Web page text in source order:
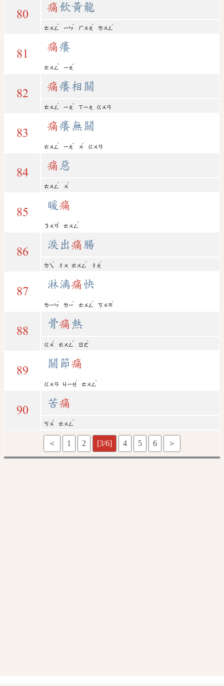
80
痛 飲黃龍
ㄊㄨㄥ
ˋ
ㄧㄣ
ˇ
ㄏㄨㄤ
ˊ
ㄌㄨㄥ
ˊ
81
痛 癢
ㄊㄨㄥ
ˋ
ㄧㄤ
ˇ
82
痛 癢相關
ㄊㄨㄥ
ˋ
ㄧㄤ
ˇ
ㄒㄧㄤ ㄍㄨㄢ
83
痛 癢無關
ㄊㄨㄥ
ˋ
ㄧㄤ
ˇ
ㄨ
ˊ
ㄍㄨㄢ
84
痛 惡
ㄊㄨㄥ
ˋ
ㄨ
ˋ
85
暖痛
ㄋㄨㄢ
ˇ
ㄊㄨㄥ
ˋ
86
淚出 痛 腸
ㄌㄟ
ˋ
ㄔㄨ ㄊㄨㄥ
ˋ
ㄔㄤ
ˊ
87
淋漓痛 快
ㄌㄧㄣ
ˊ
ㄌㄧ
ˊ
ㄊㄨㄥ
ˋ
ㄎㄨㄞ
ˋ
88
骨痛 熱
ㄍㄨ
ˇ
ㄊㄨㄥ
ˋ
ㄖㄜ
ˋ
89
關節痛
ㄍㄨㄢ ㄐㄧㄝ
ˊ
ㄊㄨㄥ
ˋ
90
苦痛
ㄎㄨ
ˇ
ㄊㄨㄥ
ˋ
＜ 1 2 [3/6] 4 5 6 ＞